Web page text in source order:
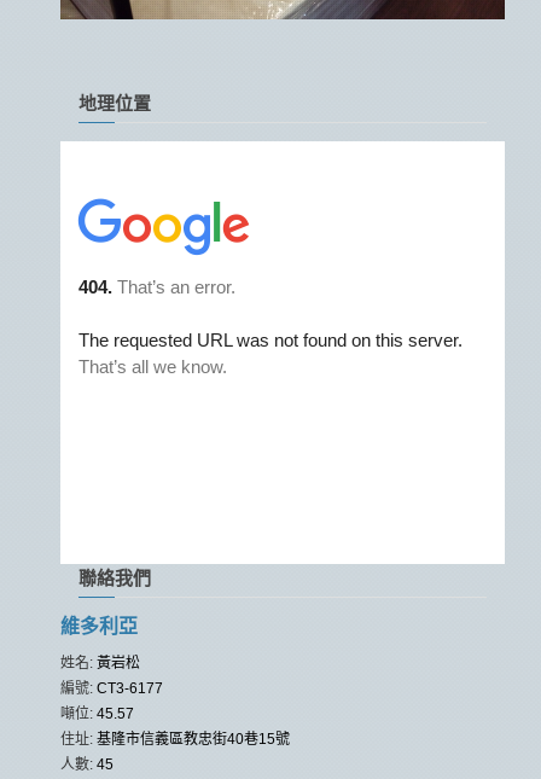
地理位置
聯絡我們
維多利亞
姓名: 黃岩松
編號: CT3-6177
噸位: 45.57
住址: 基隆市信義區教忠街40巷15號
人數: 45